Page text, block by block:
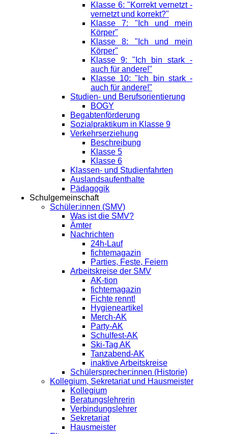
Klasse 6: "Korrekt vernetzt -
vernetzt und korrekt?"
Klasse 7: "Ich und mein
Körper"
Klasse 8: "Ich und mein
Körper"
Klasse 9: "Ich bin stark -
auch für andere!"
Klasse 10: "Ich bin stark -
auch für andere!"
Studien- und Berufsorientierung
BOGY
Begabtenförderung
Sozialpraktikum in Klasse 9
Verkehrserziehung
Beschreibung
Klasse 5
Klasse 6
Klassen- und Studienfahrten
Auslandsaufenthalte
Pädagogik
Schulgemeinschaft
Schüler:innen (SMV)
Was ist die SMV?
Ämter
Nachrichten
24h-Lauf
fichtemagazin
Parties, Feste, Feiern
Arbeitskreise der SMV
AK-tion
fichtemagazin
Fichte rennt!
Hygieneartikel
Merch-AK
Party-AK
Schulfest-AK
Ski-Tag AK
Tanzabend-AK
inaktive Arbeitskreise
Schülersprecher:innen (Historie)
Kollegium, Sekretariat und Hausmeister
Kollegium
Beratungslehrerin
Verbindungslehrer
Sekretariat
Hausmeister